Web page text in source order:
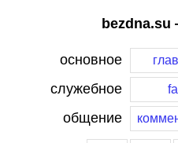
основное
служебное
общение